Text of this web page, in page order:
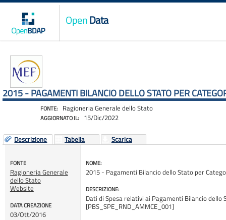
OpenData
2015 - PAGAMENTI BILANCIO DELLO STATO PER
FONTE: Ragioneria Generale dello Stato
AGGIORNATO IL: 15/Dic/2022
Descrizione Tabella Scarica
FONTE
Ragioneria Generale
dello Stato
Website
DATA CREAZIONE
03/Ott/2016
NOME:
2015 - Pagamenti Bilancio dello Stato per
DESCRIZIONE:
Dati di Spesa relativi ai Pagamenti Bilancio
[PBS_SPE_RND_AMMCE_001]